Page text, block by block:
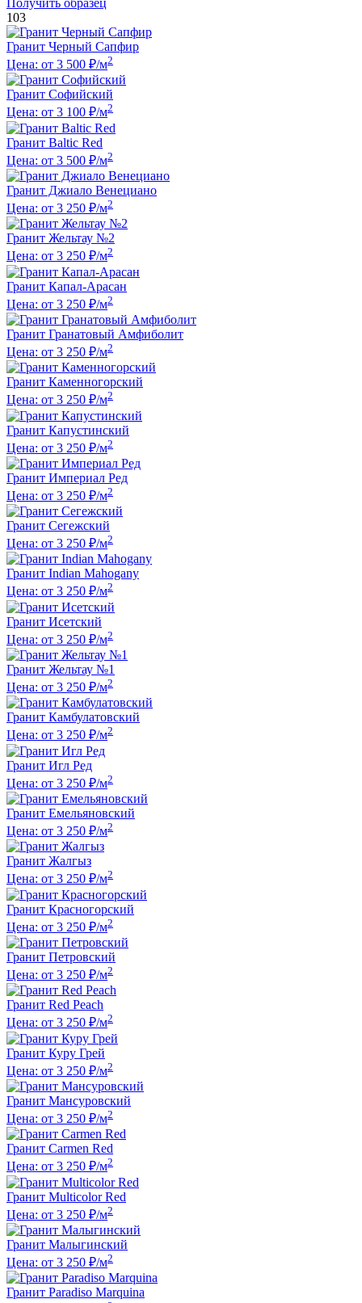
103
Гранит Черный Сапфир
Цена: от 3 500 ₽/м2
Гранит Софийский
Цена: от 3 100 ₽/м2
Гранит Baltic Red
Цена: от 3 500 ₽/м2
Гранит Джиало Венециано
Цена: от 3 250 ₽/м2
Гранит Жельтау №2
Цена: от 3 250 ₽/м2
Гранит Капал-Арасан
Цена: от 3 250 ₽/м2
Гранит Гранатовый Амфиболит
Цена: от 3 250 ₽/м2
Гранит Каменногорский
Цена: от 3 250 ₽/м2
Гранит Капустинский
Цена: от 3 250 ₽/м2
Гранит Империал Ред
Цена: от 3 250 ₽/м2
Гранит Сегежский
Цена: от 3 250 ₽/м2
Гранит Indian Mahogany
Цена: от 3 250 ₽/м2
Гранит Исетский
Цена: от 3 250 ₽/м2
Гранит Жельтау №1
Цена: от 3 250 ₽/м2
Гранит Камбулатовский
Цена: от 3 250 ₽/м2
Гранит Игл Ред
Цена: от 3 250 ₽/м2
Гранит Емельяновский
Цена: от 3 250 ₽/м2
Гранит Жалгыз
Цена: от 3 250 ₽/м2
Гранит Красногорский
Цена: от 3 250 ₽/м2
Гранит Петровский
Цена: от 3 250 ₽/м2
Гранит Red Peach
Цена: от 3 250 ₽/м2
Гранит Куру Грей
Цена: от 3 250 ₽/м2
Гранит Мансуровский
Цена: от 3 250 ₽/м2
Гранит Carmen Red
Цена: от 3 250 ₽/м2
Гранит Multicolor Red
Цена: от 3 250 ₽/м2
Гранит Малыгинский
Цена: от 3 250 ₽/м2
Гранит Paradiso Marquina